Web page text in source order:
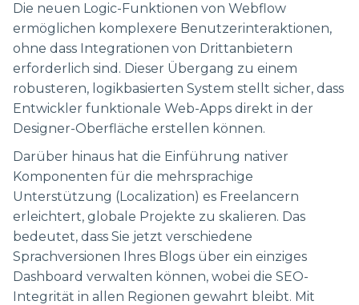
Die neuen Logic-Funktionen von Webflow
ermöglichen komplexere Benutzerinteraktionen,
ohne dass Integrationen von Drittanbietern
erforderlich sind. Dieser Übergang zu einem
robusteren, logikbasierten System stellt sicher, dass
Entwickler funktionale Web-Apps direkt in der
Designer-Oberfläche erstellen können.
Darüber hinaus hat die Einführung nativer
Komponenten für die mehrsprachige
Unterstützung (Localization) es Freelancern
erleichtert, globale Projekte zu skalieren. Das
bedeutet, dass Sie jetzt verschiedene
Sprachversionen Ihres Blogs über ein einziges
Dashboard verwalten können, wobei die SEO-
Integrität in allen Regionen gewahrt bleibt. Mit